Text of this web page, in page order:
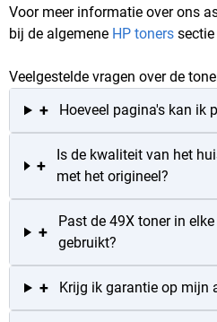
Voor meer informatie over ons
bij de algemene HP toners
Veelgestelde vragen over de
+ Hoeveel pagina's kan ik
+
Is de kwaliteit van het
met het origineel?
+
Past de 49X toner in
gebruikt?
+ Krijg ik garantie op mijn